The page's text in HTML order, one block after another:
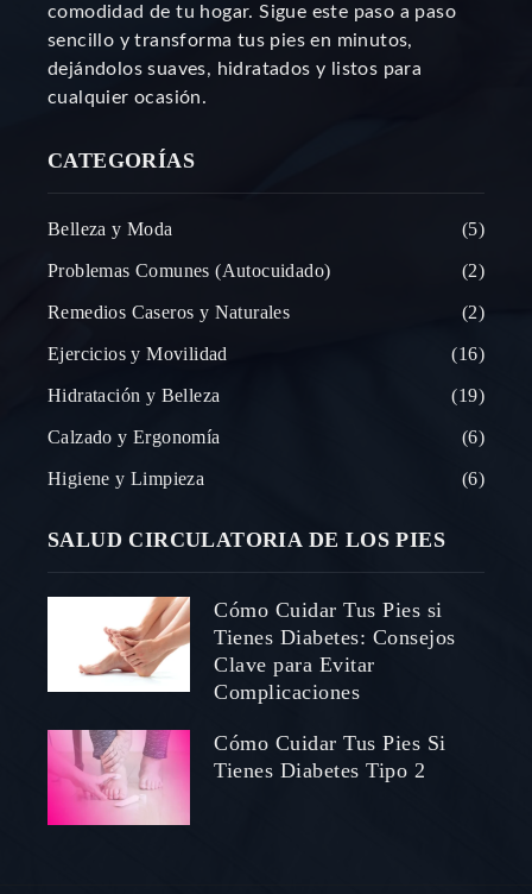
comodidad de tu hogar. Sigue este paso a paso
sencillo y transforma tus pies en minutos,
dejándolos suaves, hidratados y listos para
cualquier ocasión.
CATEGORÍAS
Belleza y Moda 5
Problemas Comunes (Autocuidado) 2
Remedios Caseros y Naturales 2
Ejercicios y Movilidad 16
Hidratación y Belleza 19
Calzado y Ergonomía 6
Higiene y Limpieza 6
SALUD CIRCULATORIA DE LOS PIES
Cómo Cuidar Tus Pies si
Tienes Diabetes: Consejos
Clave para Evitar
Complicaciones
Cómo Cuidar Tus Pies Si
Tienes Diabetes Tipo 2